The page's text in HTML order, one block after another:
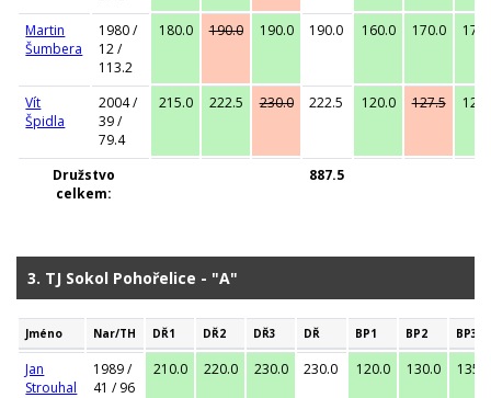
Martin
Šumbera
1980 /
12 /
113.2
180.0 190.0 190.0 190.0 160.0 170.0
Vít
Špidla
2004 /
39 /
79.4
215.0 222.5 230.0 222.5 120.0 127.5
Družstvo
celkem:
887.5
3. TJ Sokol Pohořelice - "A"
Jméno Nar/TH DŘ1 DŘ2 DŘ3 DŘ BP1 BP2 BP3
Jan
Strouhal
1989 /
41 / 96
210.0 220.0 230.0 230.0 120.0 130.0 135.0